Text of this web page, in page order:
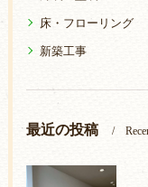
床・フローリング
新築工事
最近の投稿